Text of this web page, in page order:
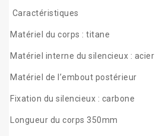
Caractéristiques
Matériel du corps : titane
Matériel interne du silencieux : acier
Matériel de l’embout postérieur
Fixation du silencieux : carbone
Longueur du corps 350mm